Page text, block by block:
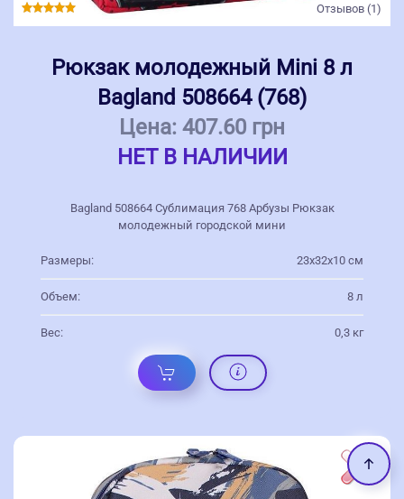
Отзывов (1)
Рюкзак молодежный Mini 8 л
Bagland 508664 (768)
Цена: 407.60 грн
НЕТ В НАЛИЧИИ
Bagland 508664 Сублимация 768 Арбузы Рюкзак
молодежный городской мини
Размеры: 23х32х10 см
Объем: 8 л
Вес: 0,3 кг